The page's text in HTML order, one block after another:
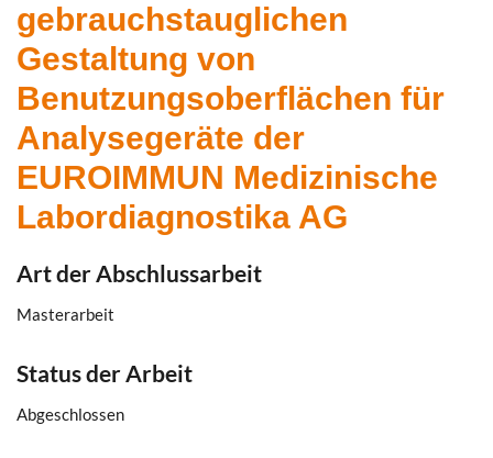
gebrauchstauglichen
Gestaltung von
Benutzungsoberflächen für
Analysegeräte der
EUROIMMUN Medizinische
Labordiagnostika AG
Art der Abschlussarbeit
Masterarbeit
Status der Arbeit
Abgeschlossen